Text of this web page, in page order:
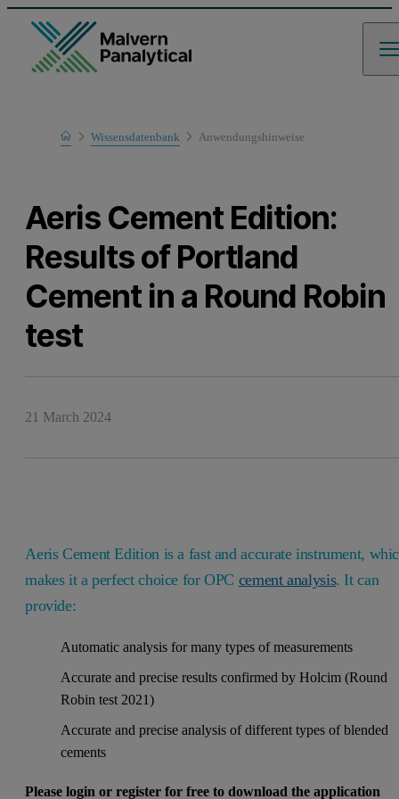
Home
Learn
Wissensdatenbank Anwendungshinweise
Aeris Cement Edition:
Results of Portland
Cement in a Round Robin
test
21 March 2024
Aeris Cement Edition is a fast and accurate instrument,
makes it a perfect choice for OPC cement analysis. It can
provide:
Automatic analysis for many types of measurements
Accurate and precise results confirmed by Holcim (Round
Robin test 2021)
Accurate and precise analysis of different types of blended
cements
Please login or register for free to download the application